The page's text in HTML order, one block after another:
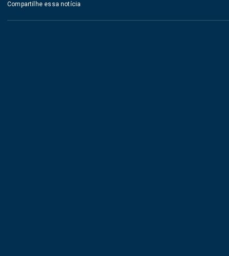
Compartilhe essa notícia